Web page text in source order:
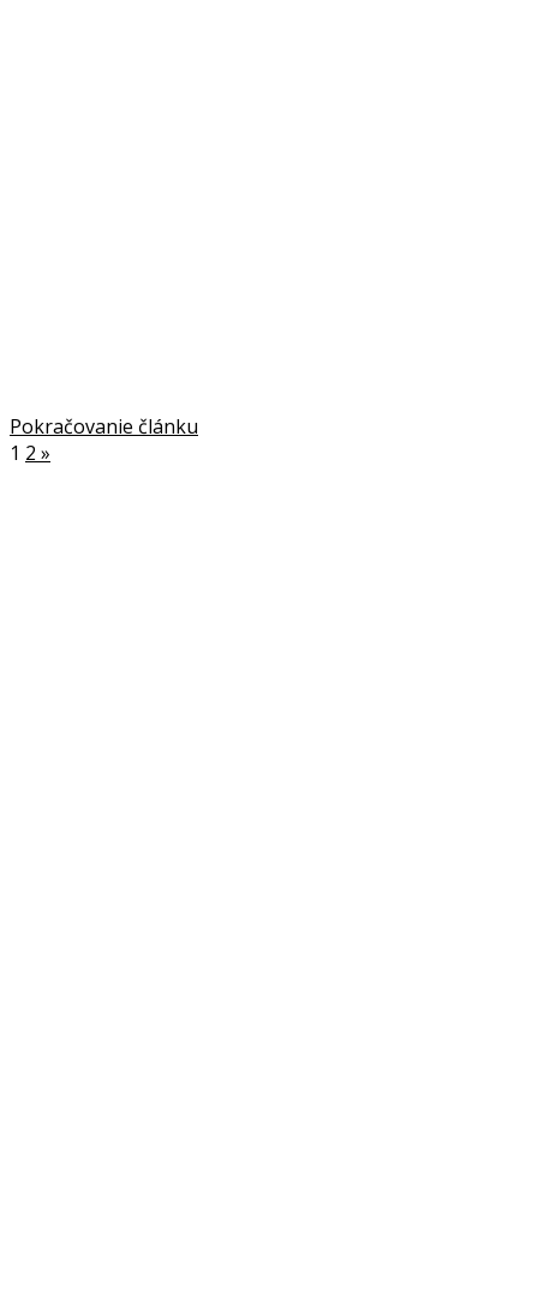
Pokračovanie článku
1 2 »